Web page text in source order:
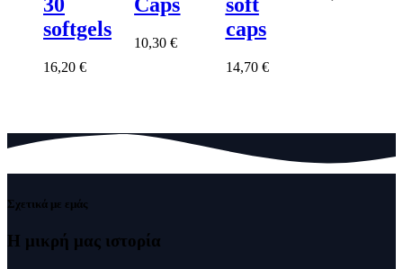
softgels
16,20 €
10,30€
caps
14,70 €
Σχετικά με εμάς
Η μικρή μας ιστορία